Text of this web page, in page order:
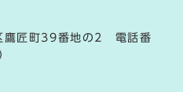
匠町39番地の2 電話番